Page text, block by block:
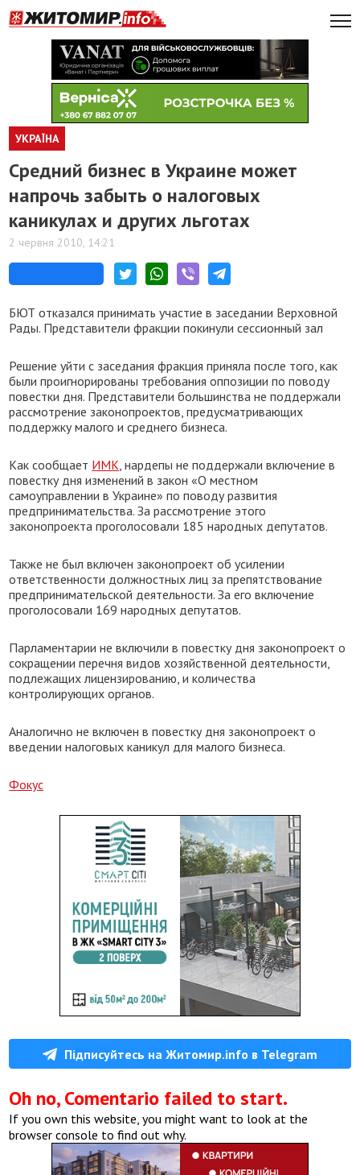
УКРАЇНА
Средний бизнес в Украине может
напрочь забыть о налоговых
каникулах и других льготах
2 червня 2010, 14:21
БЮТ отказался принимать участие в заседании Верховной
Рады. Представители фракции покинули сессионный зал
Решение уйти с заседания фракция приняла после того, как
были проигнорированы требования оппозиции по поводу
повестки дня. Представители большинства не поддержали
рассмотрение законопроектов, предусматривающих
поддержку малого и среднего бизнеса.
Как сообщает ИМК, нардепы не поддержали включение в
повестку дня изменений в закон «О местном
самоуправлении в Украине» по поводу развития
предпринимательства. За рассмотрение этого
законопроекта проголосовали 185 народных депутатов.
Также не был включен законопроект об усилении
ответственности должностных лиц за препятствование
предпринимательской деятельности. За его включение
проголосовали 169 народных депутатов.
Парламентарии не включили в повестку дня законопроект о
сокращении перечня видов хозяйственной деятельности,
подлежащих лицензированию, и количества
контролирующих органов.
Аналогично не включен в повестку дня законопроект о
введении налоговых каникул для малого бизнеса.
Фокус
Підписуйтесь на Житомир.info в Telegram
Oh no, Comentario failed to start.
If you own this website, you might want to look at the
browser console to find out why.